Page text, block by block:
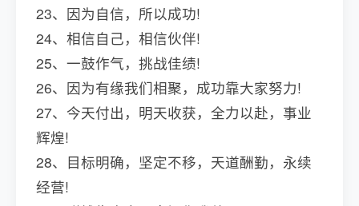
23、因为自信，所以成功!
24、相信自己，相信伙伴!
25、一鼓作气，挑战佳绩!
26、因为有缘我们相聚，成功靠大家努力!
27、今天付出，明天收获，全力以赴，事业
辉煌!
28、目标明确，坚定不移，天道酬勤，永续
经营!